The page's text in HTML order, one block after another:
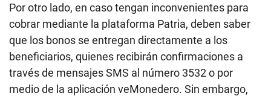
Por otro lado, en caso tengan inconvenientes para
cobrar mediante la plataforma Patria, deben saber
que los bonos se entregan directamente a los
beneficiarios, quienes recibirán confirmaciones a
través de mensajes SMS al número 3532 o por
medio de la aplicación veMonedero. Sin embargo,